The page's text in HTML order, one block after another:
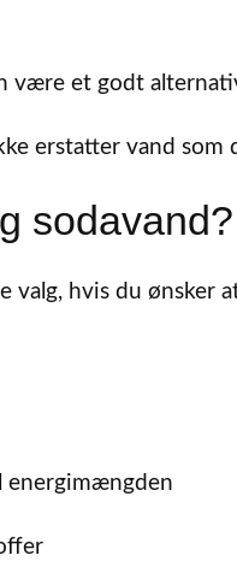
være et godt
erstatter vand
sodavand?
valg, hvis du ønsker